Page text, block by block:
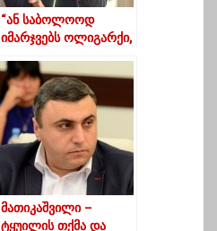
“ან საბოლოოდ
იმარჯვებს ოლიგარქი,
მათიკაშვილი –
ტყუილის თქმა და